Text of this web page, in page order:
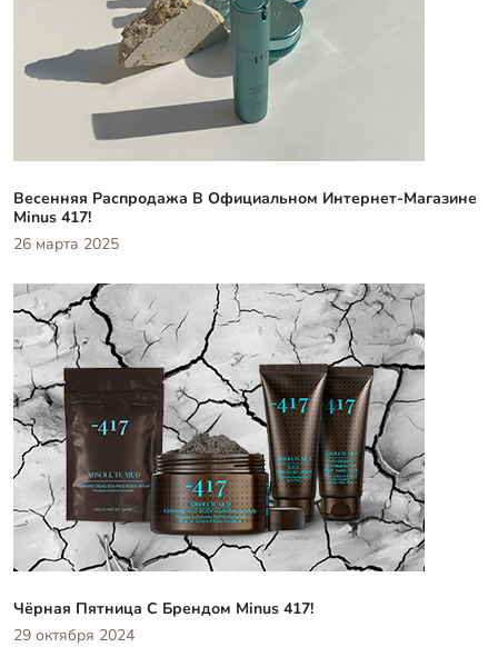
Весенняя Распродажа В Официальном Интернет-Магазине
Minus 417!
26 марта 2025
Чёрная Пятница С Брендом Minus 417!
29 октября 2024